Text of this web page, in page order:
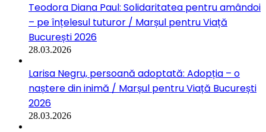
Teodora Diana Paul: Solidaritatea pentru amândoi
– pe înțelesul tuturor / Marșul pentru Viață
București 2026
28.03.2026
Larisa Negru, persoană adoptată: Adopția – o
naștere din inimă / Marșul pentru Viață București
2026
28.03.2026